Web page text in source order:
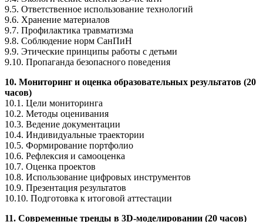
9.5. Ответственное использование технологий
9.6. Хранение материалов
9.7. Профилактика травматизма
9.8. Соблюдение норм СанПиН
9.9. Этические принципы работы с детьми
9.10. Пропаганда безопасного поведения
10. Мониторинг и оценка образовательных результатов (20
часов)
10.1. Цели мониторинга
10.2. Методы оценивания
10.3. Ведение документации
10.4. Индивидуальные траектории
10.5. Формирование портфолио
10.6. Рефлексия и самооценка
10.7. Оценка проектов
10.8. Использование цифровых инструментов
10.9. Презентация результатов
10.10. Подготовка к итоговой аттестации
11. Современные тренды в 3D-моделировании (20 часов)